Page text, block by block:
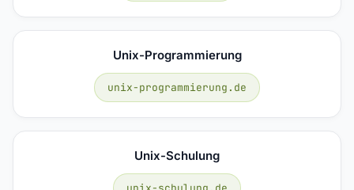
Unix-Programmierung
unix-programmierung.de
Unix-Schulung